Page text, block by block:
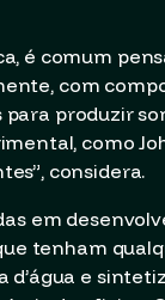
é comum
com
produzir
como
considera.
em
tenham
e